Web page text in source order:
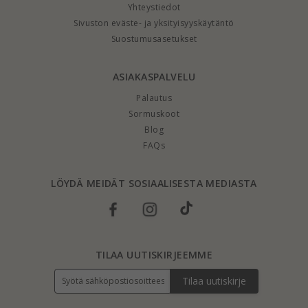
Yhteystiedot
Sivuston eväste- ja yksityisyyskäytäntö
Suostumusasetukset
ASIAKASPALVELU
Palautus
Sormuskoot
Blog
FAQs
LÖYDÄ MEIDÄT SOSIAALISESTA MEDIASTA
TILAA UUTISKIRJEEMME
Tilaa uutiskirje